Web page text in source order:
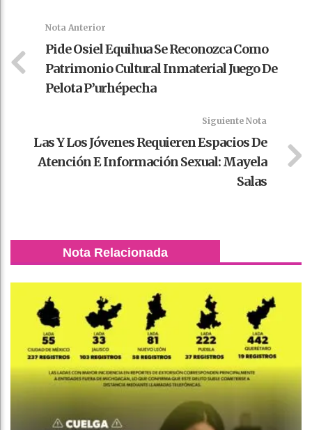
Nota Anterior
Pide Osiel Equihua Se Reconozca Como
Patrimonio Cultural Inmaterial Juego De
Pelota P’urhépecha
Siguiente Nota
Las Y Los Jóvenes Requieren Espacios De
Atención E Información Sexual: Mayela
Salas
Nota Relacionada